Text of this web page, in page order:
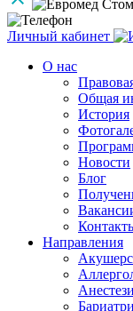
Личный кабинет
О нас
Общая
История
Новости
Блог
Направления